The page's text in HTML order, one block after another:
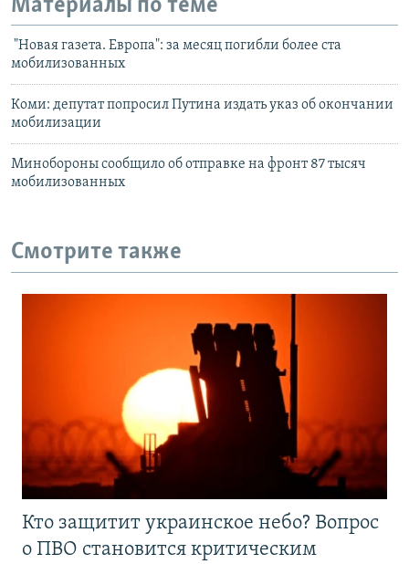
Материалы по теме
"Новая газета. Европа": за месяц погибли более ста
мобилизованных
Коми: депутат попросил Путина издать указ об окончании
мобилизации
Минобороны сообщило об отправке на фронт 87 тысяч
мобилизованных
Смотрите также
Кто защитит украинское небо? Вопрос
о ПВО становится критическим